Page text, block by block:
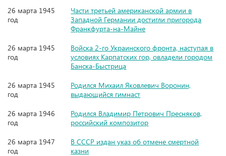
26 марта 1945
год
Части третьей американской армии в
Западной Германии достигли пригорода
Франкфурта-на-Майне
26 марта 1945
год
Войска 2-го Украинского фронта, наступая в
условиях Карпатских гор, овладели городом
Банска-Быстрица
26 марта 1945
год
Родился Михаил Яковлевич Воронин,
выдающийся гимнаст
26 марта 1946
год
Родился Владимир Петрович Пресняков,
российский композитор
26 марта 1947
год
В СССР издан указ об отмене смертной
казни